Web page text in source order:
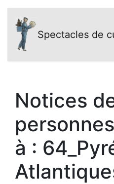
Spectacles de
Notices
à :